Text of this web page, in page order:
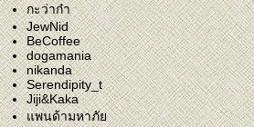
กะว่าก๋า
JewNid
BeCoffee
dogamania
nikanda
Serendipity_t
Jiji&Kaka
พนด้ามหาภั